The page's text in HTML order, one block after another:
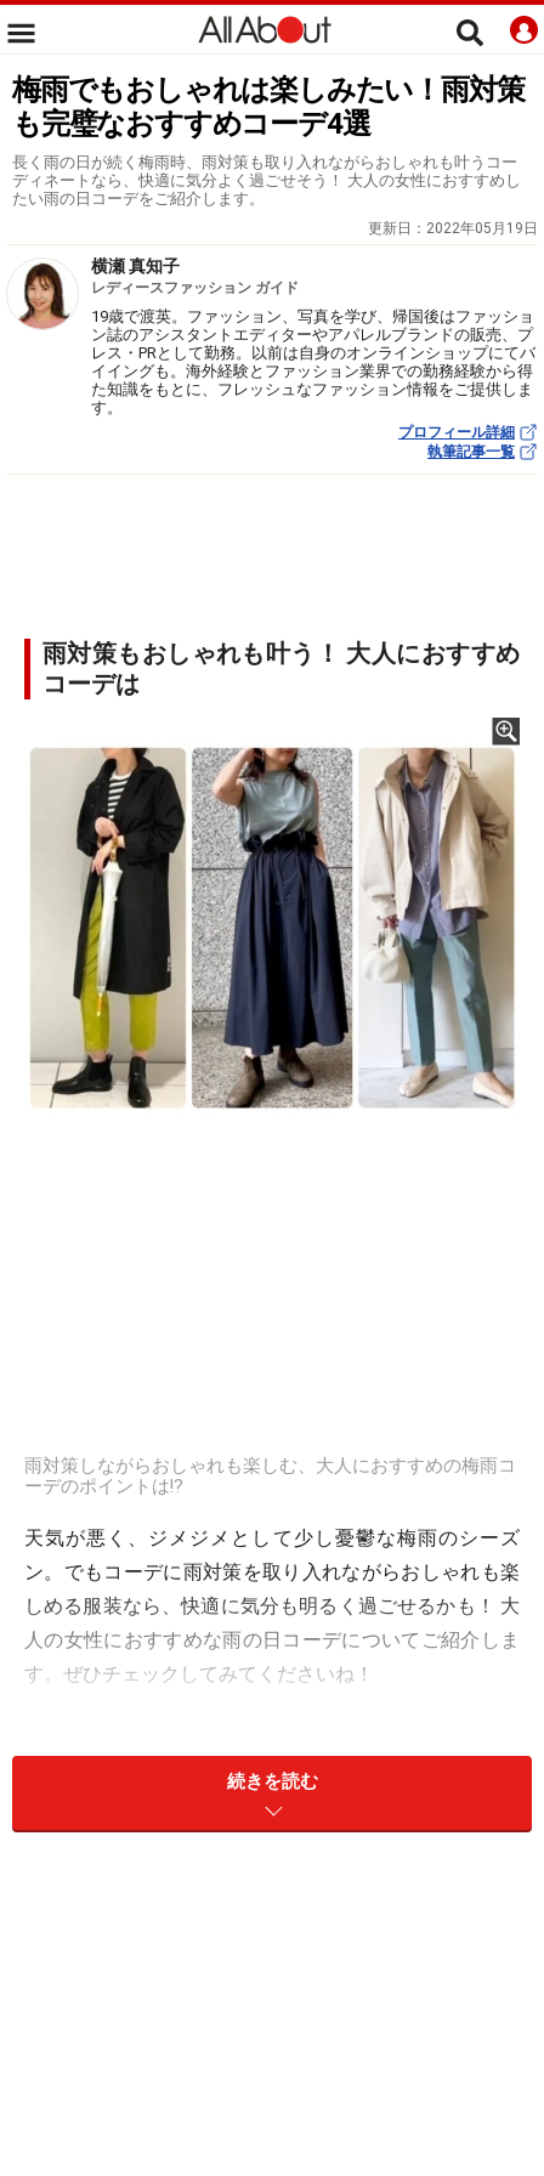
梅雨でもおしゃれは楽しみたい！雨対策
も完璧なおすすめコーデ4選
長く雨の日が続く梅雨時、雨対策も取り入れながらおしゃれも叶うコー
ディネートなら、快適に気分よく過ごせそう！ 大人の女性におすすめし
たい雨の日コーデをご紹介します。
更新日： 2022年05月19日
横瀬 真知子
レディースファッション ガイド
19歳で渡英。ファッション、写真を学び、帰国後はファッショ
ン誌のアシスタントエディターやアパレルブランドの販売、プ
レス・PRとして勤務。以前は自身のオンラインショップにてバ
イイングも。海外経験とファッション業界での勤務経験から得
た知識をもとに、フレッシュなファッション情報をご提供しま
す。
プロフィール詳細
執筆記事一覧
雨対策もおしゃれも叶う！ 大人におすすめ
コーデは
雨対策しながらおしゃれも楽しむ、大人におすすめの梅雨コ
ーデのポイントは!?
天気が悪く、ジメジメとして少し憂鬱な梅雨のシーズ
ン。でもコーデに雨対策を取り入れながらおしゃれも楽
しめる服装なら、快適に気分も明るく過ごせるかも！ 大
人の女性におすすめな雨の日コーデについてご紹介しま
す。ぜひチェックしてみてくださいね！
1. ショート丈のマウンテンパーカは雨でも
続きを読む